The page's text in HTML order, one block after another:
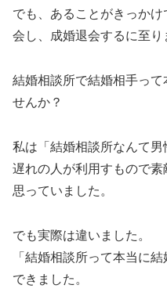
でも、あることがきっか
会し、成婚退会するに至り
結婚相談所で結婚相手っ
せんか？
私は「結婚相談所なんて
遅れの人が利用すもので
思っていました。
でも実際は違いました。
「結婚相談所って本当に
できました。